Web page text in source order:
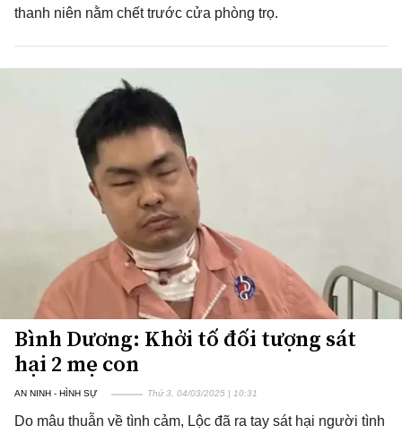
thanh niên nằm chết trước cửa phòng trọ.
Bình Dương: Khởi tố đối tượng sát
hại 2 mẹ con
AN NINH - HÌNH SỰ Thứ 3, 04/03/2025 | 10:31
Do mâu thuẫn về tình cảm, Lộc đã ra tay sát hại người tình